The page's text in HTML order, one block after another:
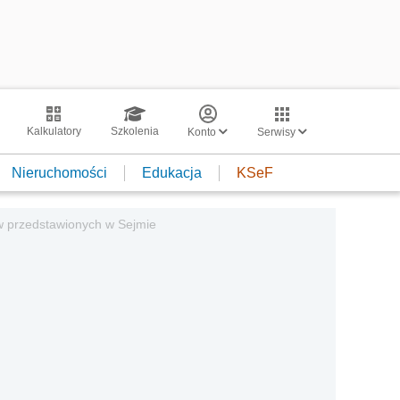
Kalkulatory Szkolenia Konto Serwisy
Nieruchomości Edukacja KSeF
przedstawionych w Sejmie